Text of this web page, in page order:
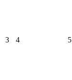
3 4 5